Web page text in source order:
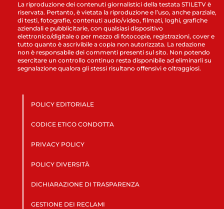
La riproduzione dei contenuti giornalistici della testata STILETV è
riservata. Pertanto, è vietata la riproduzione e l’uso, anche parziale,
di testi, fotografie, contenuti audio/video, filmati, loghi, grafiche
aziendali e pubblicitarie, con qualsiasi dispositivo
elettronico/digitale o per mezzo di fotocopie, registrazioni, cover e
tutto quanto è ascrivibile a copia non autorizzata. La redazione
non è responsabile dei commenti presenti sul sito. Non potendo
esercitare un controllo continuo resta disponibile ad eliminarli su
segnalazione qualora gli stessi risultano offensivi e oltraggiosi.
POLICY EDITORIALE
CODICE ETICO CONDOTTA
PRIVACY POLICY
POLICY DIVERSITÀ
DICHIARAZIONE DI TRASPARENZA
GESTIONE DEI RECLAMI